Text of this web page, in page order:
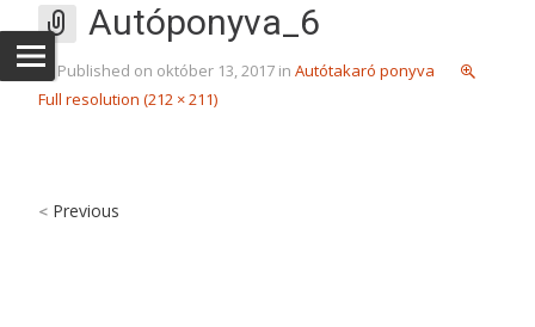
Autóponyva_6
Published on október 13, 2017 in Autótakaró ponyva
Full resolution (212 × 211)
< Previous